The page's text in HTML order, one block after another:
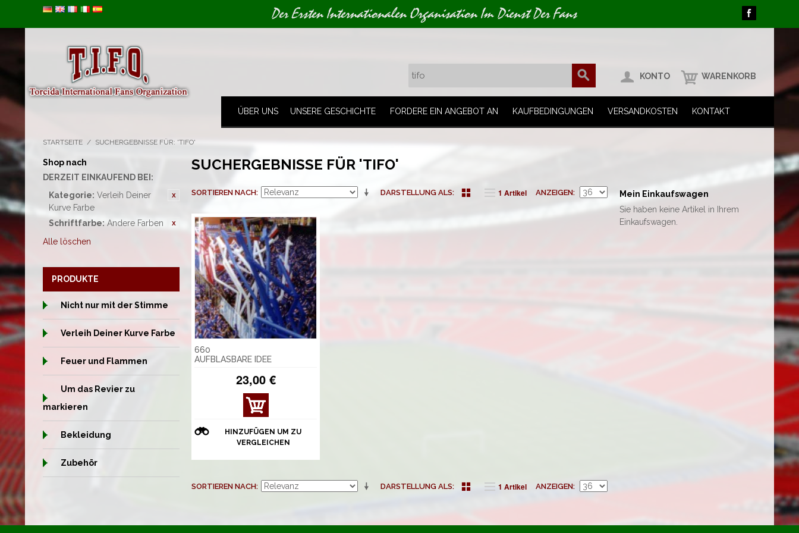
Der Ersten Internationalen Organisation Im Dienst Der Fans
KONTO WARENKORB
ÜBER UNS UNSERE GESCHICHTE FORDERE EIN ANGEBOT AN KAUFBEDINGUNGEN VERSANDKOSTEN KONTAKT
STARTSEITE / SUCHERGEBNISSE FÜR: 'TIFO'
Shop nach
DERZEIT EINKAUFEND BEI:
Kategorie: Verleih Deiner
Kurve Farbe
Schriftfarbe: Andere Farben
Alle löschen
SUCHERGEBNISSE FÜR 'TIFO'
DARSTELLUNG ALS
SORTIEREN NACH 1 Artikel ANZEIGEN
660
AUFBLASBARE IDEE
23,00 €
DET
AILS
ANZ
HINZUFÜGEN UM ZU
VERGLEICHEN
DARSTELLUNG ALS
SORTIEREN NACH 1 Artikel ANZEIGEN
PRODUKTE
Nicht nur mit der Stimme
Verleih Deiner Kurve Farbe
Feuer und Flammen
Um das Revier zu
markieren
Bekleidung
Zubehör
Mein Einkaufswagen
Sie haben keine Artikel in Ihrem
Einkaufswagen.